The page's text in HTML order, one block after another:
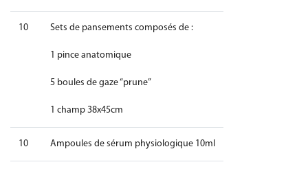
10 Sets de pansements composés de :
1 pince anatomique
5 boules de gaze “prune”
1 champ 38x45cm
10 Ampoules de sérum physiologique 10ml